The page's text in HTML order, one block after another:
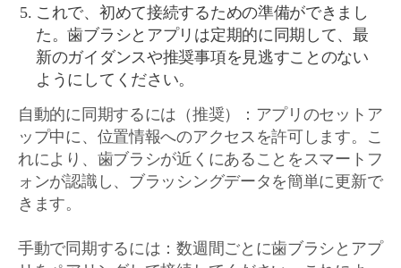
これで、初めて接続するための準備ができまし
た。歯ブラシとアプリは定期的に同期して、最
新のガイダンスや推奨事項を見逃すことのない
ようにしてください。
自動的に同期するには（推奨）：アプリのセットア
ップ中に、位置情報へのアクセスを許可します。こ
れにより、歯ブラシが近くにあることをスマートフ
ォンが認識し、ブラッシングデータを簡単に更新で
きます。
手動で同期するには：数週間ごとに歯ブラシとアプ